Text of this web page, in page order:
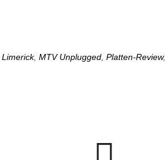
Limerick, MTV Unplugged Platten-Review,